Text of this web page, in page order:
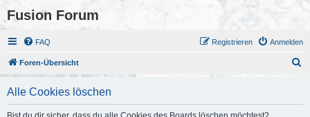
Fusion Forum
FAQ Anmelden
Registrieren
Foren-Übersicht
Alle Cookies löschen